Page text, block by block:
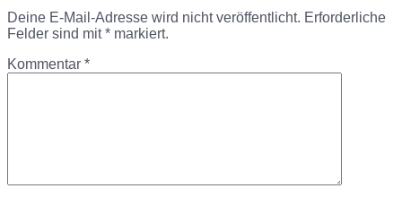
Deine E-Mail-Adresse wird nicht veröffentlicht. Erforderliche
Felder sind mit* markiert.
Kommentar *